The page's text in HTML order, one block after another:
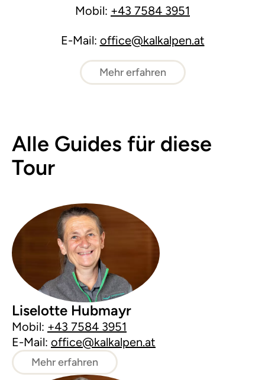
Mobil: +43 7584 3951
E-Mail: office@kalkalpen.at
Mehr erfahren
Alle Guides für diese
Tour
Liselotte Hubmayr
Mobil: +43 7584 3951
E-Mail: office@kalkalpen.at
Mehr erfahren